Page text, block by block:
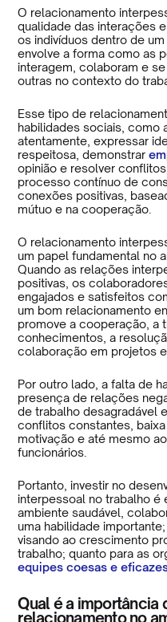
O relacionamento
qualidade das interações
os indivíduos dentro de
envolve a forma como as
interagem, colaboram e
outras no contexto do
Esse tipo de
habilidades sociais, como
atentamente, expressar
respeitosa, demonstrar
opinião e resolver
processo contínuo de
conexões positivas,
mútuo e na cooperação.
O relacionamento
um papel fundamental no
Quando as relações
positivas, os
engajados e satisfeitos
um bom relacionamento
promove a cooperação, a
conhecimentos, a
colaboração em projetos
Por outro lado, a falta de
presença de relações
de trabalho desagradável
conflitos constantes, baixa
motivação e até mesmo
funcionários.
Portanto, investir no
interpessoal no trabalho é
ambiente saudável,
uma habilidade
visando ao crescimento
trabalho; quanto para as
equipes coesas e
Qual é a importância
relacionamento no